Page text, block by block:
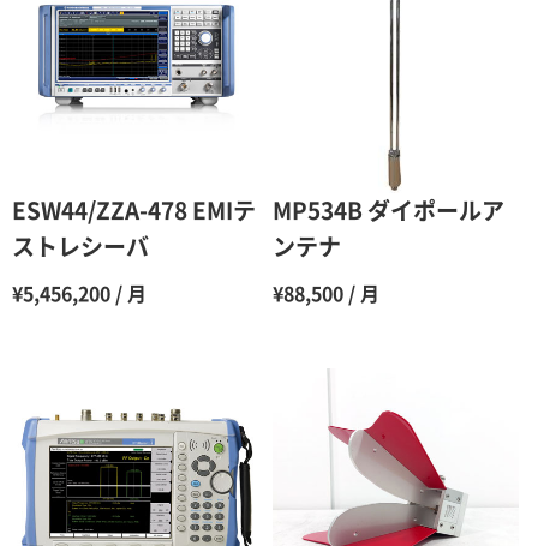
3ヶ月
4ヶ月 75％（割引率25％）
70％（割引率30％）
65％（割引率35％）
7ヶ月 60％（割引率 40％）
8ヶ月 55％（割引率45％）
11ヶ月 47％（割引率53％）
12ヶ月 45％（割引率55％）
ESW44/ZZA-478 EMIテ
ストレシーバ
¥5,456,200 / 月
MP534B ダイポールア
ンテナ
¥88,500 / 月